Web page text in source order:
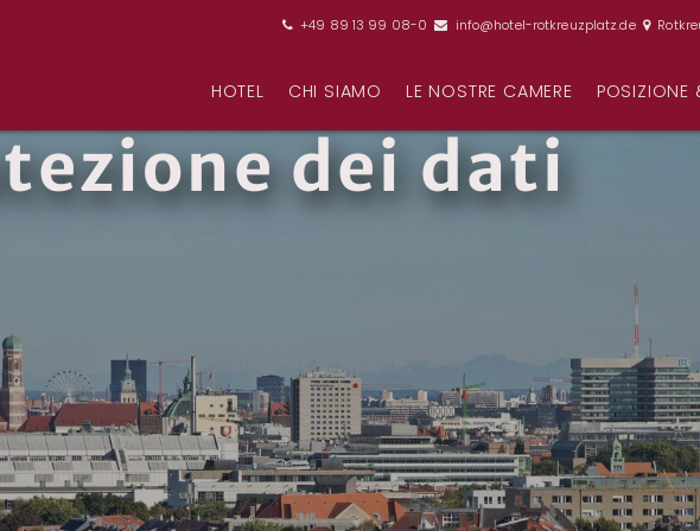
 +49 89 13 99 08-0  info@hotel-rotkreuzplatz.de
HOTEL CHI SIAMO LE NOSTRE CAMERE POSIZIONE
dei dati